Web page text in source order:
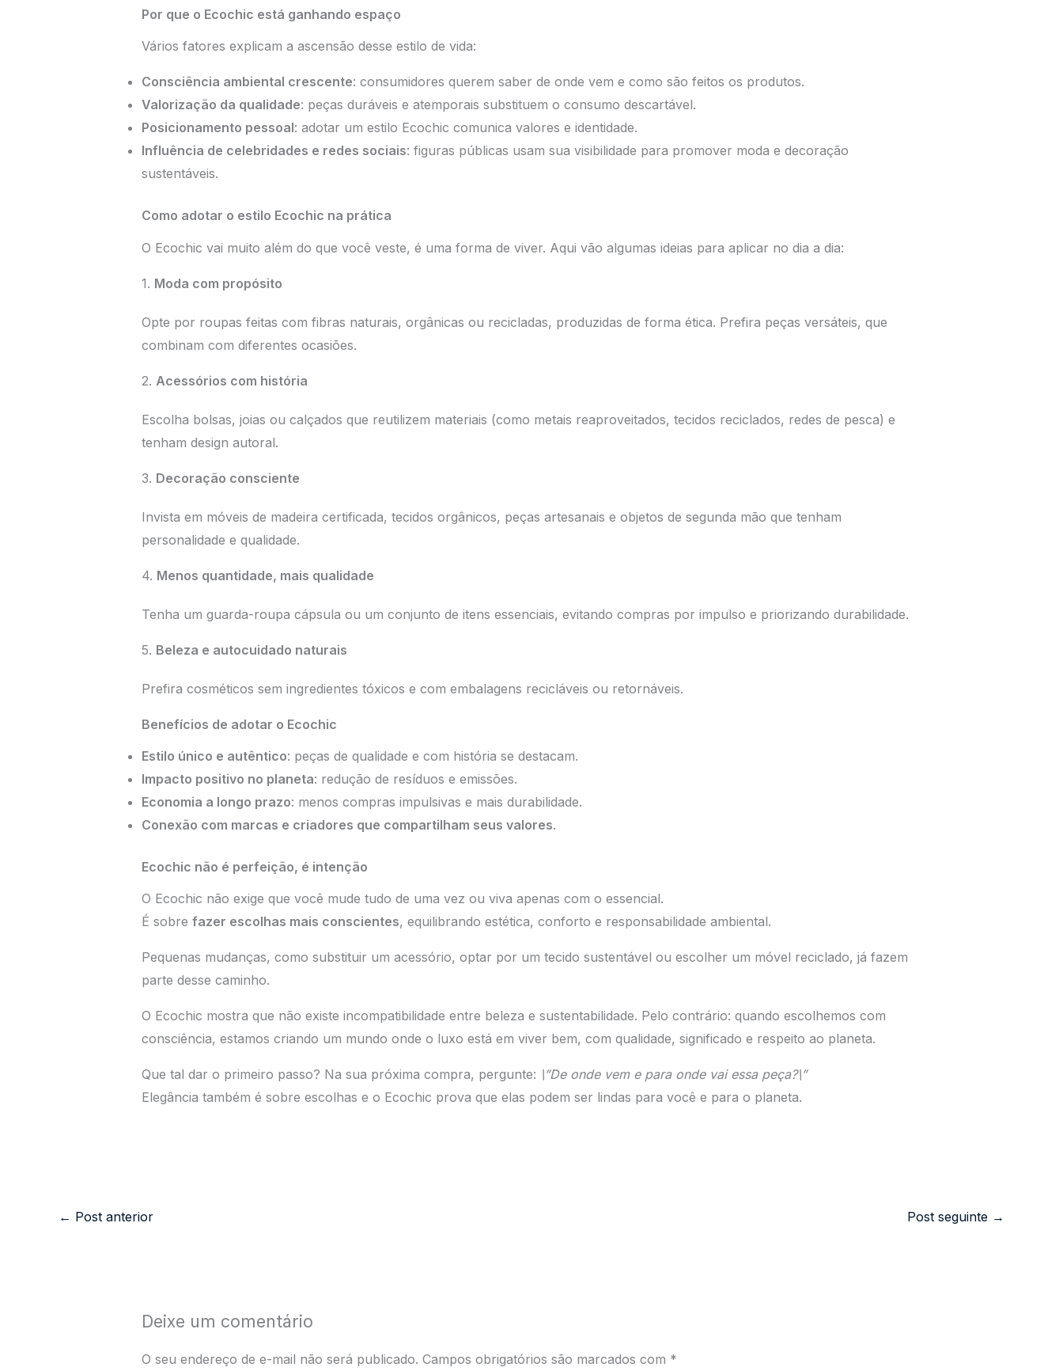
Por que o Ecochic está ganhando espaço
Vários fatores explicam a ascensão desse estilo de vida:
Consciência ambiental crescente: consumidores querem saber de onde vem e como são feitos os produtos.
Valorização da qualidade: peças duráveis e atemporais substituem o consumo descartável.
Posicionamento pessoal: adotar um estilo Ecochic comunica valores e identidade.
Influência de celebridades e redes sociais: figuras públicas usam sua visibilidade para promover moda e decoração
sustentáveis.
Como adotar o estilo Ecochic na prática
O Ecochic vai muito além do que você veste, é uma forma de viver. Aqui vão algumas ideias para aplicar no dia a dia:
1. Moda com propósito
Opte por roupas feitas com fibras naturais, orgânicas ou recicladas, produzidas de forma ética. Prefira peças versáteis, que
combinam com diferentes ocasiões.
2. Acessórios com história
Escolha bolsas, joias ou calçados que reutilizem materiais (como metais reaproveitados, tecidos reciclados, redes de pesca) e
tenham design autoral.
3. Decoração consciente
Invista em móveis de madeira certificada, tecidos orgânicos, peças artesanais e objetos de segunda mão que tenham
personalidade e qualidade.
4. Menos quantidade, mais qualidade
Tenha um guarda-roupa cápsula ou um conjunto de itens essenciais, evitando compras por impulso e priorizando durabilidade.
5. Beleza e autocuidado naturais
Prefira cosméticos sem ingredientes tóxicos e com embalagens recicláveis ou retornáveis.
Benefícios de adotar o Ecochic
Estilo único e autêntico: peças de qualidade e com história se destacam.
Impacto positivo no planeta: redução de resíduos e emissões.
Economia a longo prazo: menos compras impulsivas e mais durabilidade.
Conexão com marcas e criadores que compartilham seus valores.
Ecochic não é perfeição, é intenção
O Ecochic não exige que você mude tudo de uma vez ou viva apenas com o essencial.
É sobre fazer escolhas mais conscientes, equilibrando estética, conforto e responsabilidade ambiental.
Pequenas mudanças, como substituir um acessório, optar por um tecido sustentável ou escolher um móvel reciclado, já fazem
parte desse caminho.
O Ecochic mostra que não existe incompatibilidade entre beleza e sustentabilidade. Pelo contrário: quando escolhemos com
consciência, estamos criando um mundo onde o luxo está em viver bem, com qualidade, significado e respeito ao planeta.
Que tal dar o primeiro passo? Na sua próxima compra, pergunte: \”De onde vem e para onde vai essa peça?\”
Elegância também é sobre escolhas e o Ecochic prova que elas podem ser lindas para você e para o planeta.
← Post anterior Post seguinte →
Deixe um comentário
O seu endereço de e-mail não será publicado. Campos obrigatórios são marcados com *